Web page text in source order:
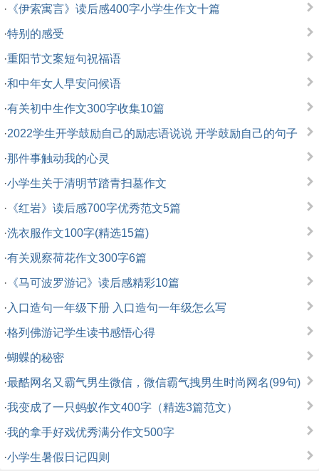
· 《伊索寓言》读后感400字小学生作文十篇
·特别的感受
·重阳节文案短句祝福语
·和中年女人早安问候语
·有关初中生作文300字收集10篇
·2022学生开学鼓励自己的励志语说说 开学鼓励自己的句子
·那件事触动我的心灵
·小学生关于清明节踏青扫墓作文
· 《红岩》读后感700字优秀范文5篇
·洗衣服作文100字(精选15篇)
·有关观察荷花作文300字6篇
· 《马可波罗游记》读后感精彩10篇
· 入口造句一年级下册 入口造句一年级怎么写
·格列佛游记学生读书感悟心得
·蝴蝶的秘密
·最酷网名又霸气男生微信，微信霸气拽男生时尚网名(99句)
·我变成了一只蚂蚁作文400字（精选3篇范文）
·我的拿手好戏优秀满分作文500字
·小学生暑假日记四则